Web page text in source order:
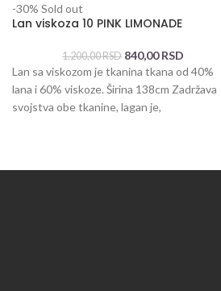
-30% Sold out
Lan viskoza 10 PINK LIMONADE
1.200,00RSD 840,00RSD
Lan sa viskozom je tkanina tkana od 40%
lana i 60% viskoze. Širina 138cm Zadržava
svojstva obe tkanine, lagan je,